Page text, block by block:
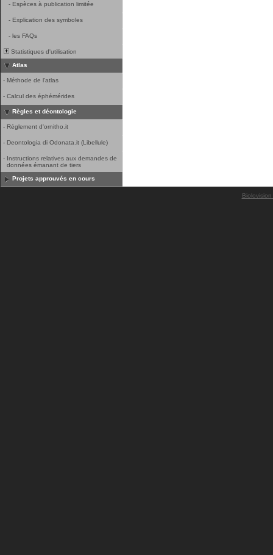
- Espèces à publication limitée
- Explication des symboles
- les FAQs
Statistiques d'utilisation
Atlas
- Méthode de l'atlas
- Calcul des éphémérides
Règles et déontologie
- Réglement d'ornitho.it
- Deontologia di Odonata.it (Libellule)
- Instructions relatives aux demandes de
données émanant de tiers
Projets approuvés en cours
Biolovision